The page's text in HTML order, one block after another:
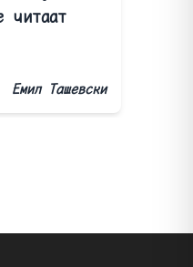
читаат
Емил Ташевски